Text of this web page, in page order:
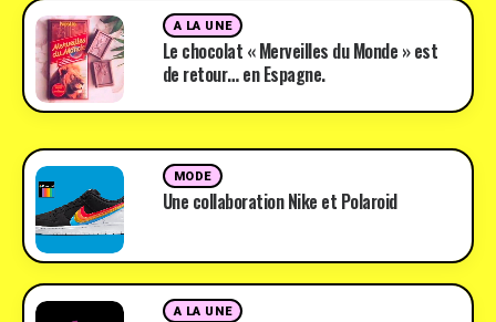
A LA UNE
Le chocolat « Merveilles du Monde » est
de retour… en Espagne.
MODE
Une collaboration Nike et Polaroid
A LA UNE